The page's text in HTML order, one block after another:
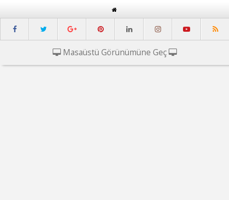
Masaüstü Görünümüne Geç